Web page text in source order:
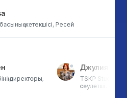
жетекшісі, Ресей
директоры,
Джулия
TSKP Studio-ның
сәулетші, АҚШ